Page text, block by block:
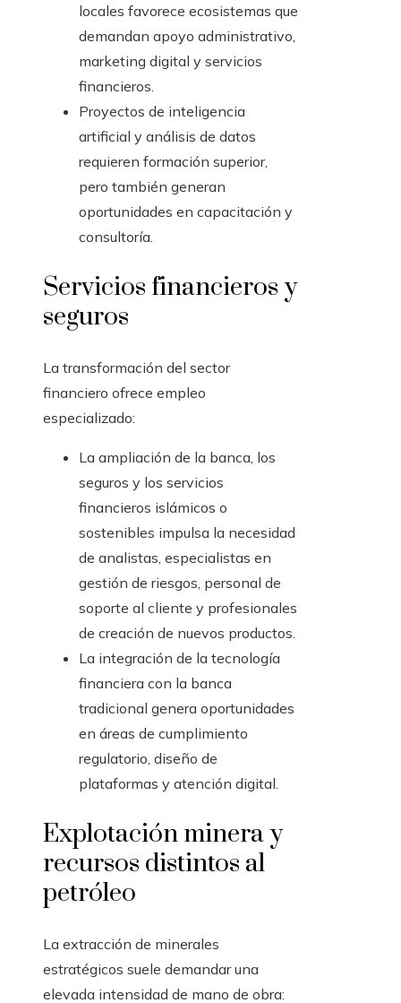
locales favorece ecosistemas que
demandan apoyo administrativo,
marketing digital y servicios
financieros.
Proyectos de inteligencia
artificial y análisis de datos
requieren formación superior,
pero también generan
oportunidades en capacitación y
consultoría.
Servicios financieros y
seguros
La transformación del sector
financiero ofrece empleo
especializado:
La ampliación de la banca, los
seguros y los servicios
financieros islámicos o
sostenibles impulsa la necesidad
de analistas, especialistas en
gestión de riesgos, personal de
soporte al cliente y profesionales
de creación de nuevos productos.
La integración de la tecnología
financiera con la banca
tradicional genera oportunidades
en áreas de cumplimiento
regulatorio, diseño de
plataformas y atención digital.
Explotación minera y
recursos distintos al
petróleo
La extracción de minerales
estratégicos suele demandar una
elevada intensidad de mano de obra: